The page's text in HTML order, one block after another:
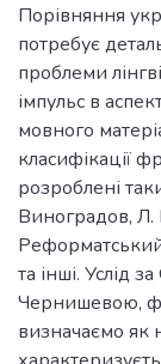
Порівняння
потребує
проблеми
імпульс в
мовного
класифікації
розроблені
Виноградов, Л.
та інші. Услід
Чернишевою,
визначаємо як